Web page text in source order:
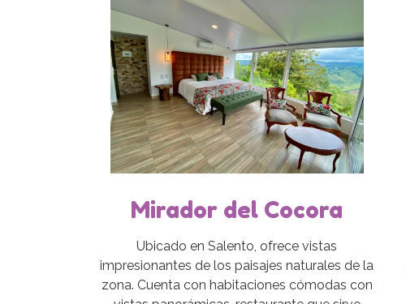
Mirador del Cocora
Ubicado en Salento, ofrece vistas
impresionantes de los paisajes naturales de la
zona. Cuenta con habitaciones cómodas con